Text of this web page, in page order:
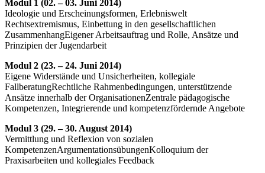
Modul 1 (02. – 03. Juni 2014)
Ideologie und Erscheinungsformen, Erlebniswelt
Rechtsextremismus, Einbettung in den gesellschaftlichen
ZusammenhangEigener Arbeitsauftrag und Rolle, Ansätze und
Prinzipien der Jugendarbeit
Modul 2 (23. – 24. Juni 2014)
Eigene Widerstände und Unsicherheiten, kollegiale
FallberatungRechtliche Rahmenbedingungen, unterstützende
Ansätze innerhalb der OrganisationenZentrale pädagogische
Kompetenzen, Integrierende und kompetenzfördernde Angebote
Modul 3 (29. – 30. August 2014)
Vermittlung und Reflexion von sozialen
KompetenzenArgumentationsübungenKolloquium der
Praxisarbeiten und kollegiales Feedback